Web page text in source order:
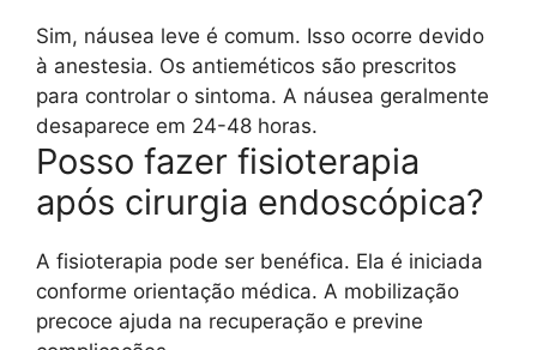
Sim, náusea leve é comum. Isso ocorre devido
à anestesia. Os antieméticos são prescritos
para controlar o sintoma. A náusea geralmente
desaparece em 24-48 horas.
Posso fazer fisioterapia
após cirurgia endoscópica?
A fisioterapia pode ser benéfica. Ela é iniciada
conforme orientação médica. A mobilização
precoce ajuda na recuperação e previne